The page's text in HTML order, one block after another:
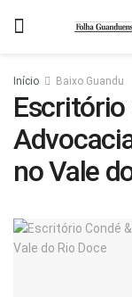
Início Baixo Guandu
Escritório
no Vale